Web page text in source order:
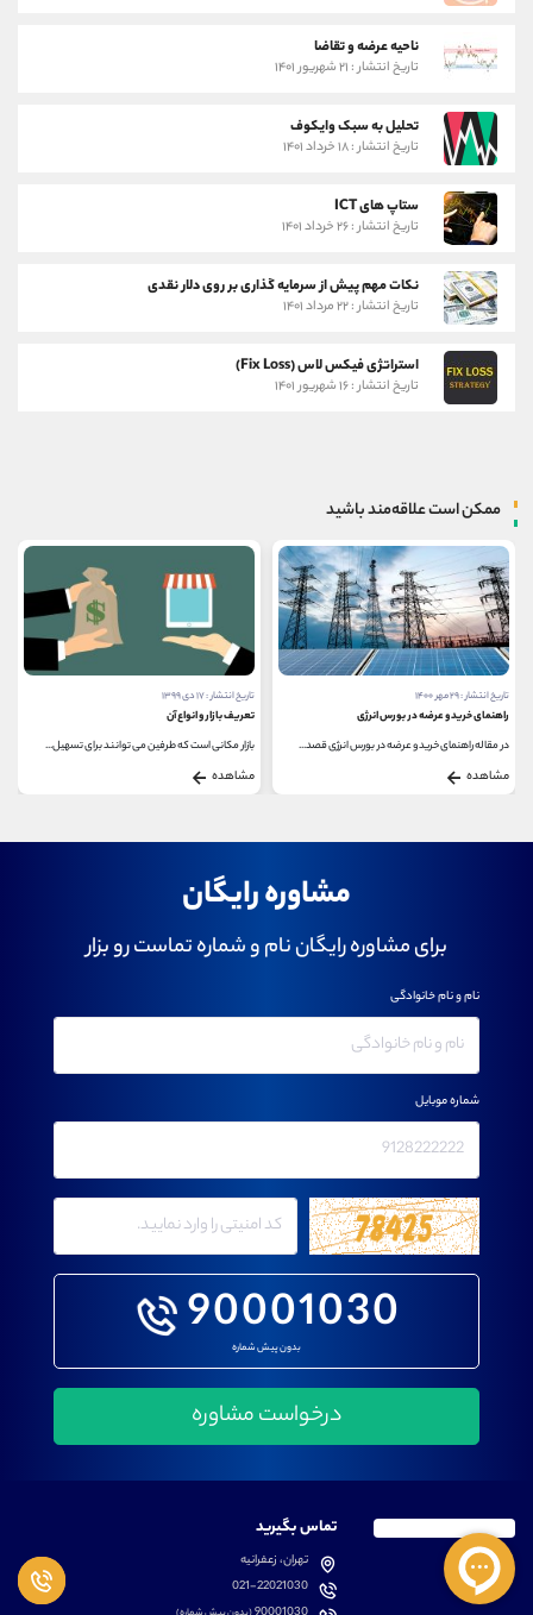
ناحیه عرضه و تقاضا
تاریخ انتشار : ۲۱ شهریور ۱۴۰۱
تحلیل به سبک وایکوف
تاریخ انتشار : ۱۸ خرداد ۱۴۰۱
ستاپ های ICT
تاریخ انتشار : ۲۶ خرداد ۱۴۰۱
نکات مهم پیش از سرمایه گذاری بر روی دلار نقدی
تاریخ انتشار : ۲۲ مرداد ۱۴۰۱
استراتژی فیکس لاس (Fix Loss)
تاریخ انتشار : ۱۶ شهریور ۱۴۰۱
ممکن است علاقه‌مند باشید
تاریخ انتشار : ۱۷ دی ۱۳۹۹
تعریف بازار و انواع آن
بازار مکانی است که طرفین می توانند برای تسهیل...
مشاهده
تاریخ انتشار : ۱۹ آذر ۱۳۹۹
بازار سرمایه چیست؟
بازار سرمایه، بازاری است که در آن پس انداز کنندگان،...
مشاهده
مشاوره رایگان
برای مشاوره رایگان نام و شماره تماست رو بزار
90001030
بدون پیش شماره
نام و نام خانوادگی
شماره موبایل
تماس بگیرید
تهران، زعفرانیه
021-22021030